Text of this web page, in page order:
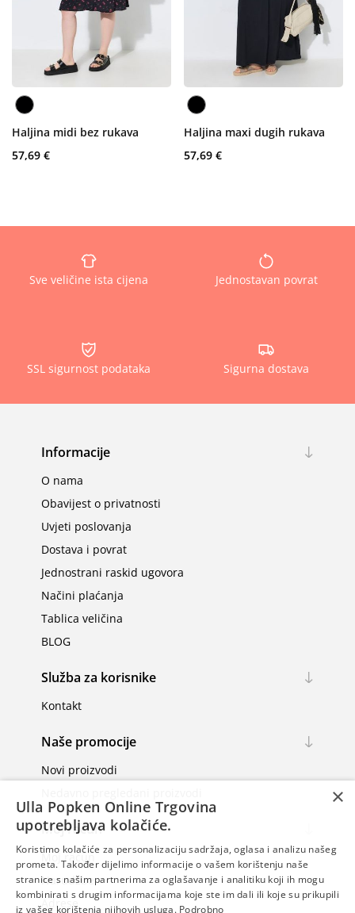
Haljina midi bez rukava
57,69 €
Haljina maxi dugih rukava
57,69 €
Sve veličine ista cijena Jednostavan povrat
SSL sigurnost podataka Sigurna dostava
Informacije
O nama
Obavijest o privatnosti
Uvjeti poslovanja
Dostava i povrat
Jednostrani raskid ugovora
Načini plaćanja
Tablica veličina
BLOG
Služba za korisnike
Kontakt
Naše promocije
Novi proizvodi
Moj račun
Moj račun
Narudžbe
Adrese
×
Ulla Popken Online Trgovina
upotrebljava kolačiće.
Koristimo kolačiće za personalizaciju sadržaja, oglasa i analizu našeg
prometa. Također dijelimo informacije o vašem korištenju naše
stranice s našim partnerima za oglašavanje i analitiku koji ih mogu
kombinirati s drugim informacijama koje ste im dali ili koje su prikupili
iz vašeg korištenja njihovih usluga. Podrobno